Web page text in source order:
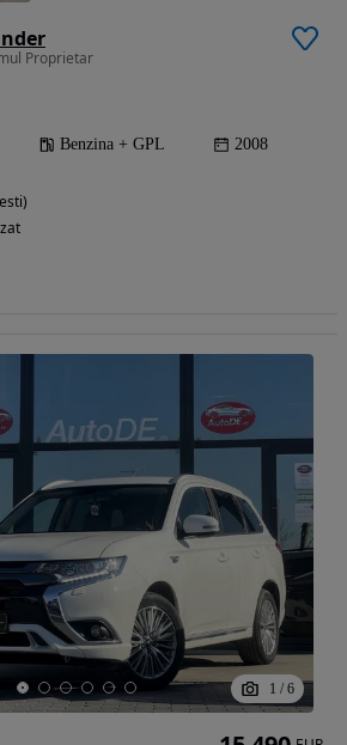
Proprietar
Benzina + GPL 2008
1 / 6